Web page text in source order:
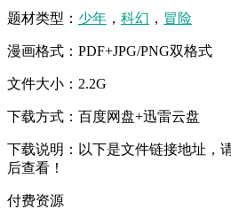
题材类型： 少年 ， 科幻 ， 冒险
漫画格式：PDF+JPG/PNG双格式
文件大小：2.2G
下载方式：百度网盘+迅雷云盘
下载说明：以下是文件链接地址，
后查看！
付费资源